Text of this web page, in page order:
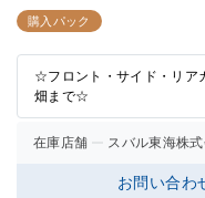
購入パック
☆フロント・サイド・リア
畑まで☆
在庫店舗 スバル東海株
お問い合わ